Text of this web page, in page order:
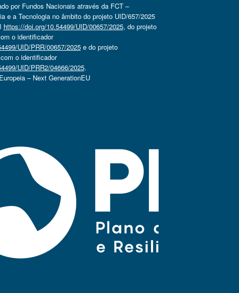
por Fundos Nacionais através da FCT –
e a Tecnologia no âmbito do projeto UID/657/2025
https://doi.org/10.54499/UID/00657/2025, do projeto
o identificador
UID/PRR/00657/2025e do projeto
o identificador
UID/PRR2/04666/2025.
– Next GenerationEU